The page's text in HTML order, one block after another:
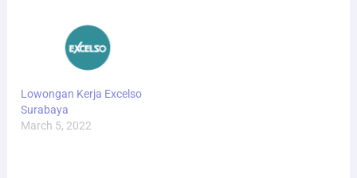
Lowongan Kerja Excelso
Surabaya
March 5, 2022